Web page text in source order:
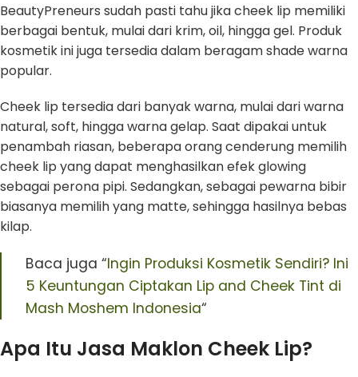
BeautyPreneurs sudah pasti tahu jika cheek lip memiliki
berbagai bentuk, mulai dari krim, oil, hingga gel. Produk
kosmetik ini juga tersedia dalam beragam shade warna
popular.
Cheek lip tersedia dari banyak warna, mulai dari warna
natural, soft, hingga warna gelap. Saat dipakai untuk
penambah riasan, beberapa orang cenderung memilih
cheek lip yang dapat menghasilkan efek glowing
sebagai perona pipi. Sedangkan, sebagai pewarna bibir
biasanya memilih yang matte, sehingga hasilnya bebas
kilap.
Baca juga “Ingin Produksi Kosmetik Sendiri? Ini
5 Keuntungan Ciptakan Lip and Cheek Tint di
Mash Moshem Indonesia“
Apa Itu Jasa Maklon Cheek Lip?